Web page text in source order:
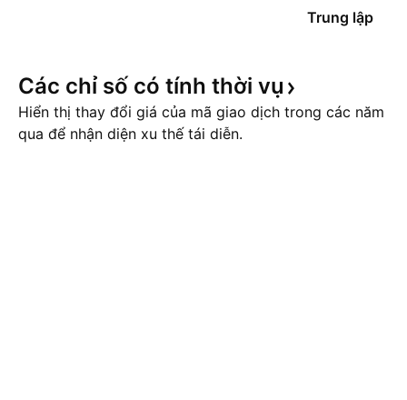
Trung lập
Các chỉ số có tính thời vụ
Hiển thị thay đổi giá của mã giao dịch trong các năm
qua để nhận diện xu thế tái diễn.